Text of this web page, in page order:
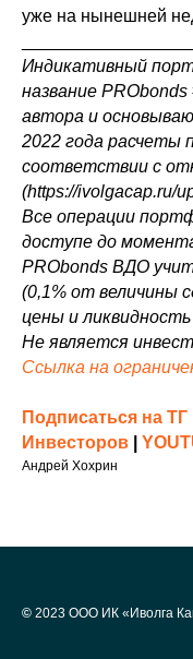
уже на нынешней
Индикативный
название
автора и
2022 года расчеты
соответствии с
(https://ivolgacap.ru/
Все операции
доступе до
PRObonds ВДО
(0,1% от величины
цены и
Не является
Ссылка на
Подписаться на ТГ
Инвесторов
Андрей Хохрин
© 2023 ООО ИК «Иволга